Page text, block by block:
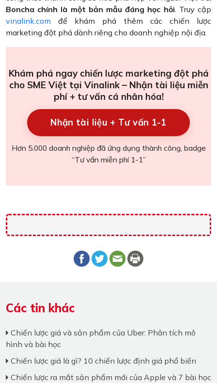
Boncha chính là một bản mẫu đáng học hỏi. Truy cập
vinalink.com để khám phá thêm các chiến lược
marketing đột phá dành riêng cho doanh nghiệp nội địa.
Khám phá ngay chiến lược marketing đột phá
cho SME Việt tại Vinalink – Nhận tài liệu miễn
phí + tư vấn cá nhân hóa!
Nhận tài liệu + Tư vấn 1-1
Hơn 5.000 doanh nghiệp đã ứng dụng thành công, badge
“Tư vấn miễn phí 1-1”
Các tin khác
Chiến lược giá và sản phẩm của Uber: Phân tích mô
hình và bài học
Chiến lược giá là gì? 10 chiến lược định giá phổ biến
Chiến lược ra mắt sản phẩm mới của Apple và 7 bài học